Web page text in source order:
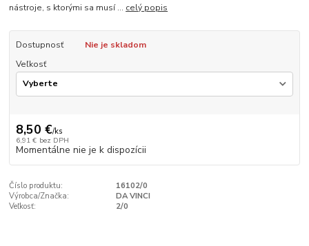
nástroje, s ktorými sa musí ... celý popis
Dostupnosť
Nie je skladom
Veľkosť
8,50 €/ks
6,91 € bez DPH
Momentálne nie je k dispozícii
Číslo produktu:
16102/0
Výrobca/Značka:
DA VINCI
Veľkosť:
2/0